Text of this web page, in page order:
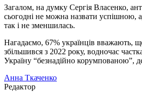
Загалом, на думку Сергія Власенко,
сьогодні не можна назвати успішною,
так і не зменшилась.
Нагадаємо, 67% українців вважають,
збільшився з 2022 року, водночас
Україну “безнадійно корумпованою”,
Анна Ткаченко
Редактор